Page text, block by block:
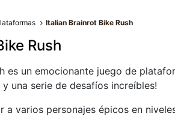
Italian Brainrot Bike Rush
Rush
es un emocionante juego de
una serie de desafíos increíbles!
a varios personajes épicos en